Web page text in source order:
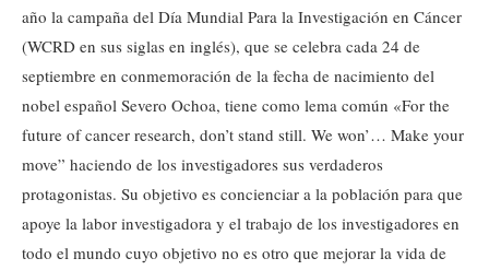
año la campaña del Día Mundial Para la Investigación en Cáncer
(WCRD en sus siglas en inglés), que se celebra cada 24 de
septiembre en conmemoración de la fecha de nacimiento del
nobel español Severo Ochoa, tiene como lema común «For the
future of cancer research, don’t stand still. We won’… Make your
move” haciendo de los investigadores sus verdaderos
protagonistas. Su objetivo es concienciar a la población para que
apoye la labor investigadora y el trabajo de los investigadores en
todo el mundo cuyo objetivo no es otro que mejorar la vida de